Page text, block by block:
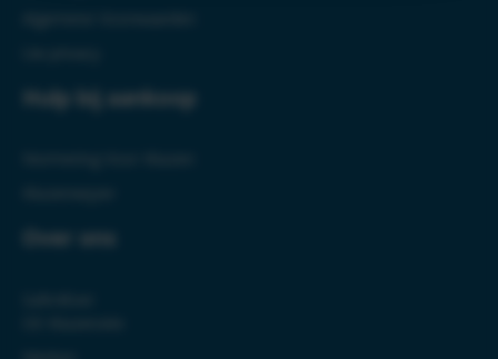
Hulp bij aankoop
Over ons